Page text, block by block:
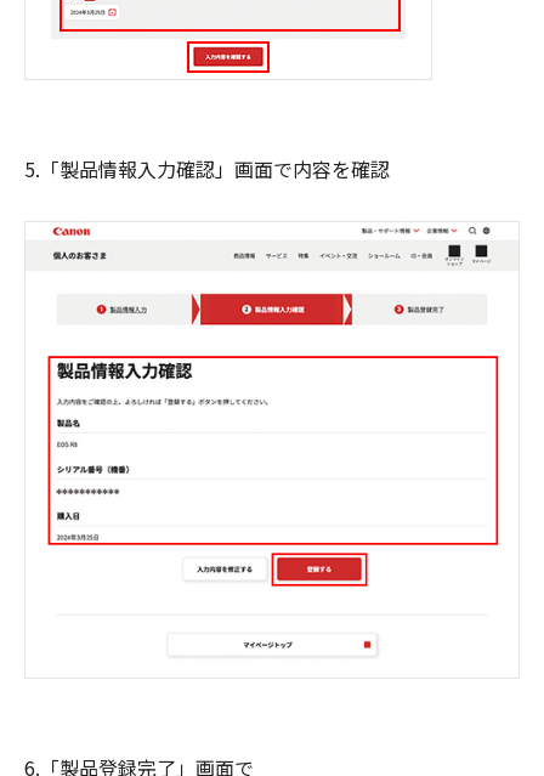
5.「製品情報入力確認」画面で内容を確認
6.「製品登録完了」画面で